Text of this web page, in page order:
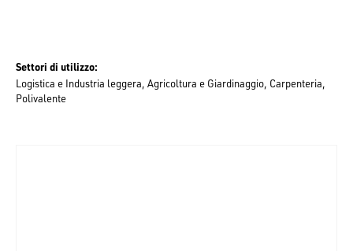
Settori di utilizzo
Logistica e Industria leggera Agricoltura e Giardinaggio Carpenteria
Polivalente